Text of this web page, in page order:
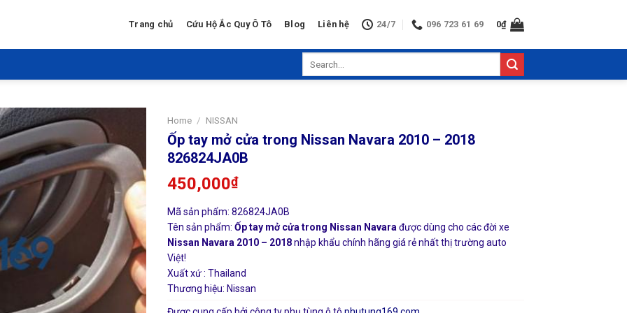
Trang chủ Cứu Hộ Ắc Quy Ô Tô Blog Liên hệ 24/7 096 723 61 69 0₫
Home / NISSAN
Ốp tay mở cửa trong Nissan Navara 2010 – 2018
826824JA0B
450,000₫
Mã sản phẩm: 826824JA0B
Tên sản phẩm: Ốp tay mở cửa trong Nissan Navara được dùng cho các đời xe
Nissan Navara 2010 – 2018nhập khẩu chính hãng giá rẻ nhất thị trường auto
Việt!
Xuất xứ : Thailand
Thương hiệu: Nissan